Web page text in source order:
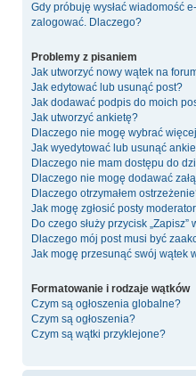
Gdy próbuję wysłać wiadomość
zalogować. Dlaczego?
Problemy z pisaniem
Jak utworzyć nowy wątek na
Jak edytować lub usunąć post?
Jak dodawać podpis do moich
Jak utworzyć ankietę?
Dlaczego nie mogę wybrać
Jak wyedytować lub usunąć
Dlaczego nie mam dostępu do
Dlaczego nie mogę dodawać
Dlaczego otrzymałem
Jak mogę zgłosić posty
Do czego służy przycisk
Dlaczego mój post musi być
Jak mogę przesunąć swój wątek
Formatowanie i rodzaje wątków
Czym są ogłoszenia globalne?
Czym są ogłoszenia?
Czym są wątki przyklejone?